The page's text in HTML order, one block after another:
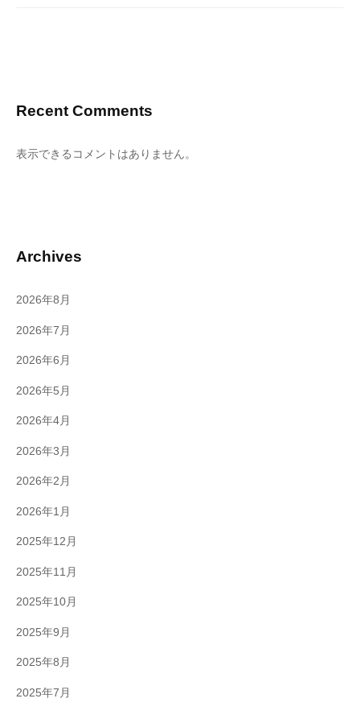
Recent Comments
表示できるコメントはありません。
Archives
2026年8月
2026年7月
2026年6月
2026年5月
2026年4月
2026年3月
2026年2月
2026年1月
2025年12月
2025年11月
2025年10月
2025年9月
2025年8月
2025年7月